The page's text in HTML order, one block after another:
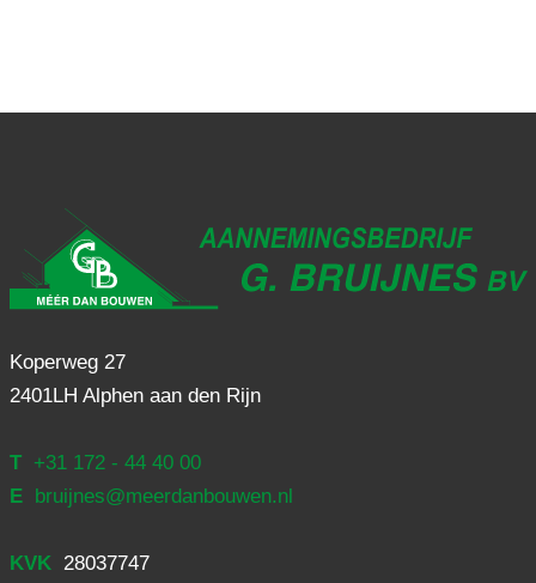
Koperweg 27
2401LH Alphen aan den Rijn
T
+31 172 - 44 40 00
E
bruijnes@meerdanbouwen.nl
KVK
28037747